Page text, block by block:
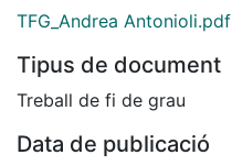
TFG_Andrea Antonioli.pdf
Tipus de document
Treball de fi de grau
Data de publicació